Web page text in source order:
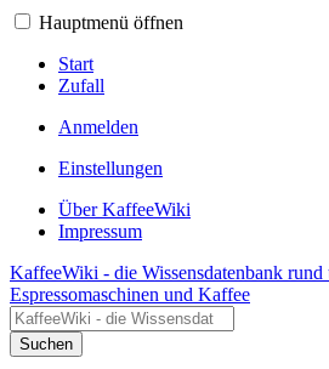
Hauptmenü öffnen
Start
Zufall
Anmelden
Einstellungen
Über KaffeeWiki
Impressum
KaffeeWiki - die Wissensdatenbank rund
Espressomaschinen und Kaffee
Suchen